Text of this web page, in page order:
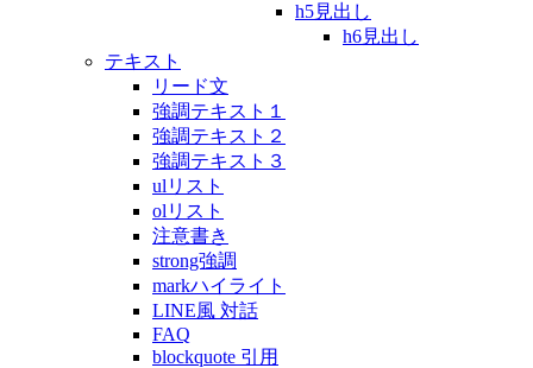
h5見出し
h6見出し
テキスト
リード文
強調テキスト１
強調テキスト２
強調テキスト３
ulリスト
olリスト
注意書き
strong強調
markハイライト
LINE風 対話
FAQ
blockquote 引用